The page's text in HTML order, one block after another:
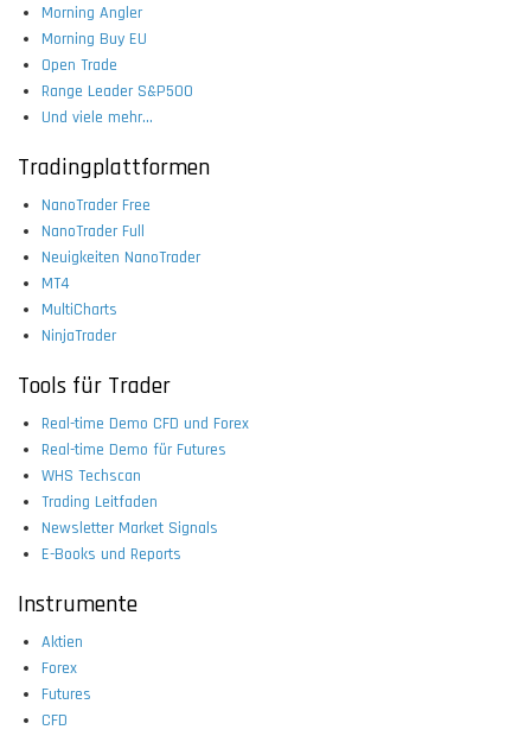
Morning Angler
Morning Buy EU
Open Trade
Range Leader S&P500
Und viele mehr...
Tradingplattformen
NanoTrader Free
NanoTrader Full
Neuigkeiten NanoTrader
MT4
MultiCharts
NinjaTrader
Tools für Trader
Real-time Demo CFD und Forex
Real-time Demo für Futures
WHS Techscan
Trading Leitfaden
Newsletter Market Signals
E-Books und Reports
Instrumente
Aktien
Forex
Futures
CFD